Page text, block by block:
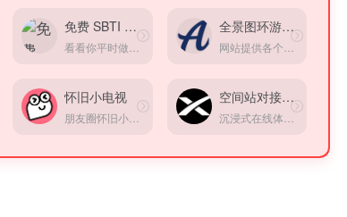
免费 SBTI 社交性格测试 全景图环游世界
怀旧小电视 空间站对接模拟器